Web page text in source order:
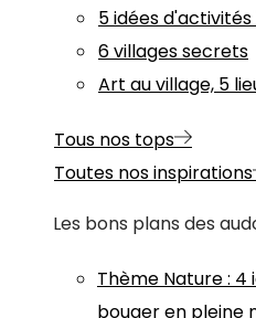
5 idées d'activités
6 villages secrets
Art au village, 5
Tous nos tops
Toutes nos inspirations
Les bons plans des
Thème Nature: 4
bouger en pleine